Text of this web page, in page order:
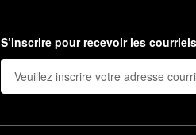
S’inscrire pour recevoir les